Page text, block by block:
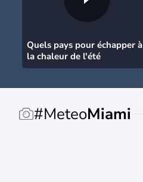
Quels pays pour échapper à
la chaleur de l'été
#MeteoMiami